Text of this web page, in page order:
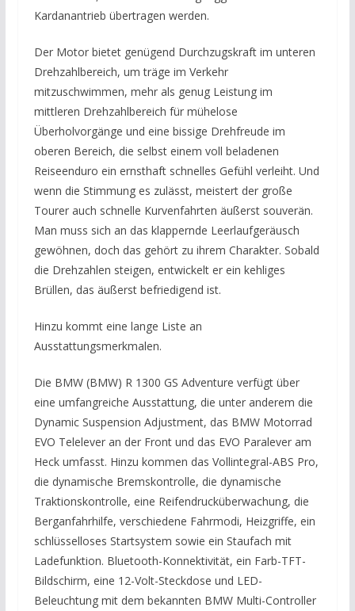
Kardanantrieb übertragen werden.
Der Motor bietet genügend Durchzugskraft im unteren
Drehzahlbereich, um träge im Verkehr
mitzuschwimmen, mehr als genug Leistung im
mittleren Drehzahlbereich für mühelose
Überholvorgänge und eine bissige Drehfreude im
oberen Bereich, die selbst einem voll beladenen
Reiseenduro ein ernsthaft schnelles Gefühl verleiht. Und
wenn die Stimmung es zulässt, meistert der große
Tourer auch schnelle Kurvenfahrten äußerst souverän.
Man muss sich an das klappernde Leerlaufgeräusch
gewöhnen, doch das gehört zu ihrem Charakter. Sobald
die Drehzahlen steigen, entwickelt er ein kehliges
Brüllen, das äußerst befriedigend ist.
Hinzu kommt eine lange Liste an
Ausstattungsmerkmalen.
Die BMW (BMW) R 1300 GS Adventure verfügt über
eine umfangreiche Ausstattung, die unter anderem die
Dynamic Suspension Adjustment, das BMW Motorrad
EVO Telelever an der Front und das EVO Paralever am
Heck umfasst. Hinzu kommen das Vollintegral-ABS Pro,
die dynamische Bremskontrolle, die dynamische
Traktionskontrolle, eine Reifendrucküberwachung, die
Berganfahrhilfe, verschiedene Fahrmodi, Heizgriffe, ein
schlüsselloses Startsystem sowie ein Staufach mit
Ladefunktion. Bluetooth-Konnektivität, ein Farb-TFT-
Bildschirm, eine 12-Volt-Steckdose und LED-
Beleuchtung mit dem bekannten BMW Multi-Controller